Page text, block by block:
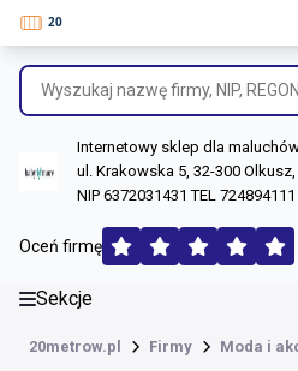
Internetowy sklep dla
ul. Krakowska 5, 32-300
NIP 6372031431 TEL 724894111
Oceń firmę
Sekcje
20metrow.pl Firmy Moda i
Informacje o firmie
Dane rejestrowe
Lokalizacje
Opinie (189)